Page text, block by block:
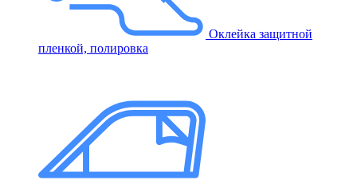
Оклейка защитной
пленкой, полировка